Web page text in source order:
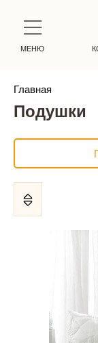
МЕНЮ
Главная
Подушки